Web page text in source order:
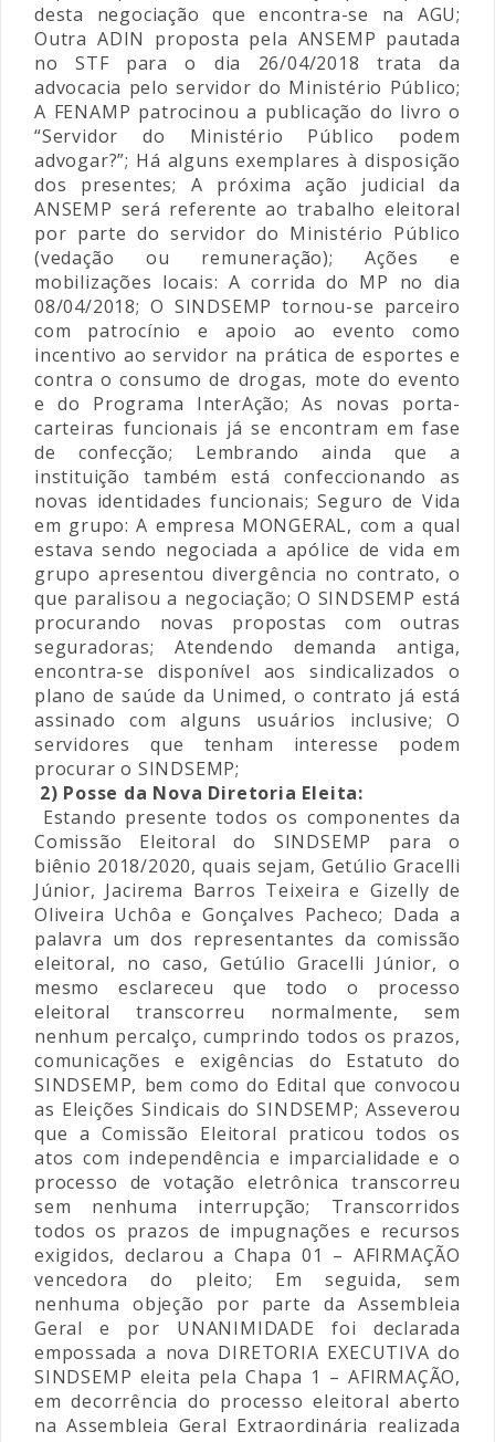
desta negociação que encontra-se na AGU;
Outra ADIN proposta pela ANSEMP pautada
no STF para o dia 26/04/2018 trata da
advocacia pelo servidor do Ministério Público;
A FENAMP patrocinou a publicação do livro o
“Servidor do Ministério Público podem
advogar?”; Há alguns exemplares à disposição
dos presentes; A próxima ação judicial da
ANSEMP será referente ao trabalho eleitoral
por parte do servidor do Ministério Público
(vedação ou remuneração); Ações e
mobilizações locais: A corrida do MP no dia
08/04/2018; O SINDSEMP tornou-se parceiro
com patrocínio e apoio ao evento como
incentivo ao servidor na prática de esportes e
contra o consumo de drogas, mote do evento
e do Programa InterAção; As novas porta-
carteiras funcionais já se encontram em fase
de confecção; Lembrando ainda que a
instituição também está confeccionando as
novas identidades funcionais; Seguro de Vida
em grupo: A empresa MONGERAL, com a qual
estava sendo negociada a apólice de vida em
grupo apresentou divergência no contrato, o
que paralisou a negociação; O SINDSEMP está
procurando novas propostas com outras
seguradoras; Atendendo demanda antiga,
encontra-se disponível aos sindicalizados o
plano de saúde da Unimed, o contrato já está
assinado com alguns usuários inclusive; O
servidores que tenham interesse podem
procurar o SINDSEMP;
2) Posse da Nova Diretoria Eleita:
Estando presente todos os componentes da
Comissão Eleitoral do SINDSEMP para o
biênio 2018/2020, quais sejam, Getúlio Gracelli
Júnior, Jacirema Barros Teixeira e Gizelly de
Oliveira Uchôa e Gonçalves Pacheco; Dada a
palavra um dos representantes da comissão
eleitoral, no caso, Getúlio Gracelli Júnior, o
mesmo esclareceu que todo o processo
eleitoral transcorreu normalmente, sem
nenhum percalço, cumprindo todos os prazos,
comunicações e exigências do Estatuto do
SINDSEMP, bem como do Edital que convocou
as Eleições Sindicais do SINDSEMP; Asseverou
que a Comissão Eleitoral praticou todos os
atos com independência e imparcialidade e o
processo de votação eletrônica transcorreu
sem nenhuma interrupção; Transcorridos
todos os prazos de impugnações e recursos
exigidos, declarou a Chapa 01 – AFIRMAÇÃO
vencedora do pleito; Em seguida, sem
nenhuma objeção por parte da Assembleia
Geral e por UNANIMIDADE foi declarada
empossada a nova DIRETORIA EXECUTIVA do
SINDSEMP eleita pela Chapa 1 – AFIRMAÇÃO,
em decorrência do processo eleitoral aberto
na Assembleia Geral Extraordinária realizada